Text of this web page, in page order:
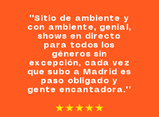
""Sitio de ambiente y
con ambiente, genial,
shows en directo
para todos los
géneros sin
excepción, cada vez
que subo a Madrid es
paso obligado y
gente encantadora.""
★★★★★